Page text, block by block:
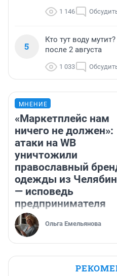
1 146
5
Кто тут воду
после 2 августа
1 033
МНЕНИЕ
«Маркетплейс нам
ничего не должен»:
атаки на WB
уничтожили
православный
одежды из
— исповедь
предпринимателя
Ольга Емельянова